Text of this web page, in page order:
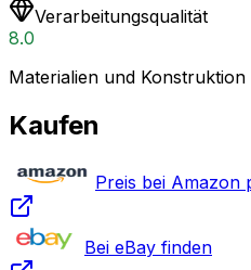
Verarbeitungsqualität
8.0
Materialien und Konstruktion
Kaufen
Preis bei Amazon
Bei eBay finden